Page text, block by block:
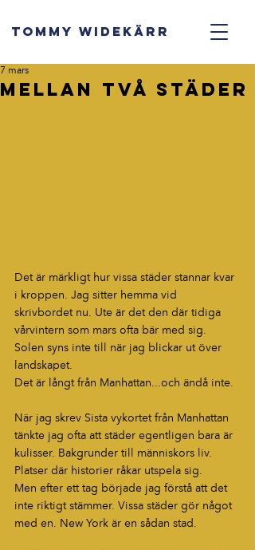
TOMMY WIDEKÄRR
Mellan två städer
7 mars
Det är märkligt hur vissa städer stannar kvar
i kroppen. Jag sitter hemma vid
skrivbordet nu. Ute är det den där tidiga
vårvintern som mars ofta bär med sig.
Solen syns inte till när jag blickar ut över
landskapet.
Det är långt från Manhattan...och ändå inte.
När jag skrev Sista vykortet från Manhattan
tänkte jag ofta att städer egentligen bara är
kulisser. Bakgrunder till människors liv.
Platser där historier råkar utspela sig.
Men efter ett tag började jag förstå att det
inte riktigt stämmer. Vissa städer gör något
med en. New York är en sådan stad.